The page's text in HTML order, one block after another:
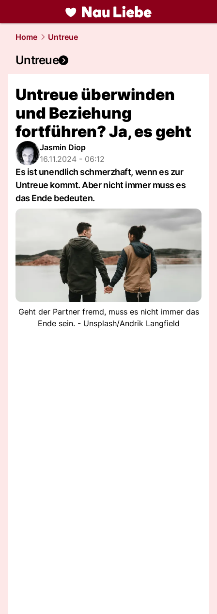
liebe.NAU.ch
Home Untreue
Untreue
Untreue überwinden
und Beziehung
fortführen? Ja, es geht
Jasmin Diop
16.11.2024 - 06:12
Es ist unendlich schmerzhaft, wenn es zur
Untreue kommt. Aber nicht immer muss es
das Ende bedeuten.
Geht der Partner fremd, muss es nicht immer das
Ende sein. - Unsplash/Andrik Langfield